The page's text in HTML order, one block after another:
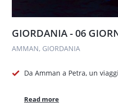
GIORDANIA - 06
AMMAN, GIORDANIA
Da Amman a Petra, un
Read more